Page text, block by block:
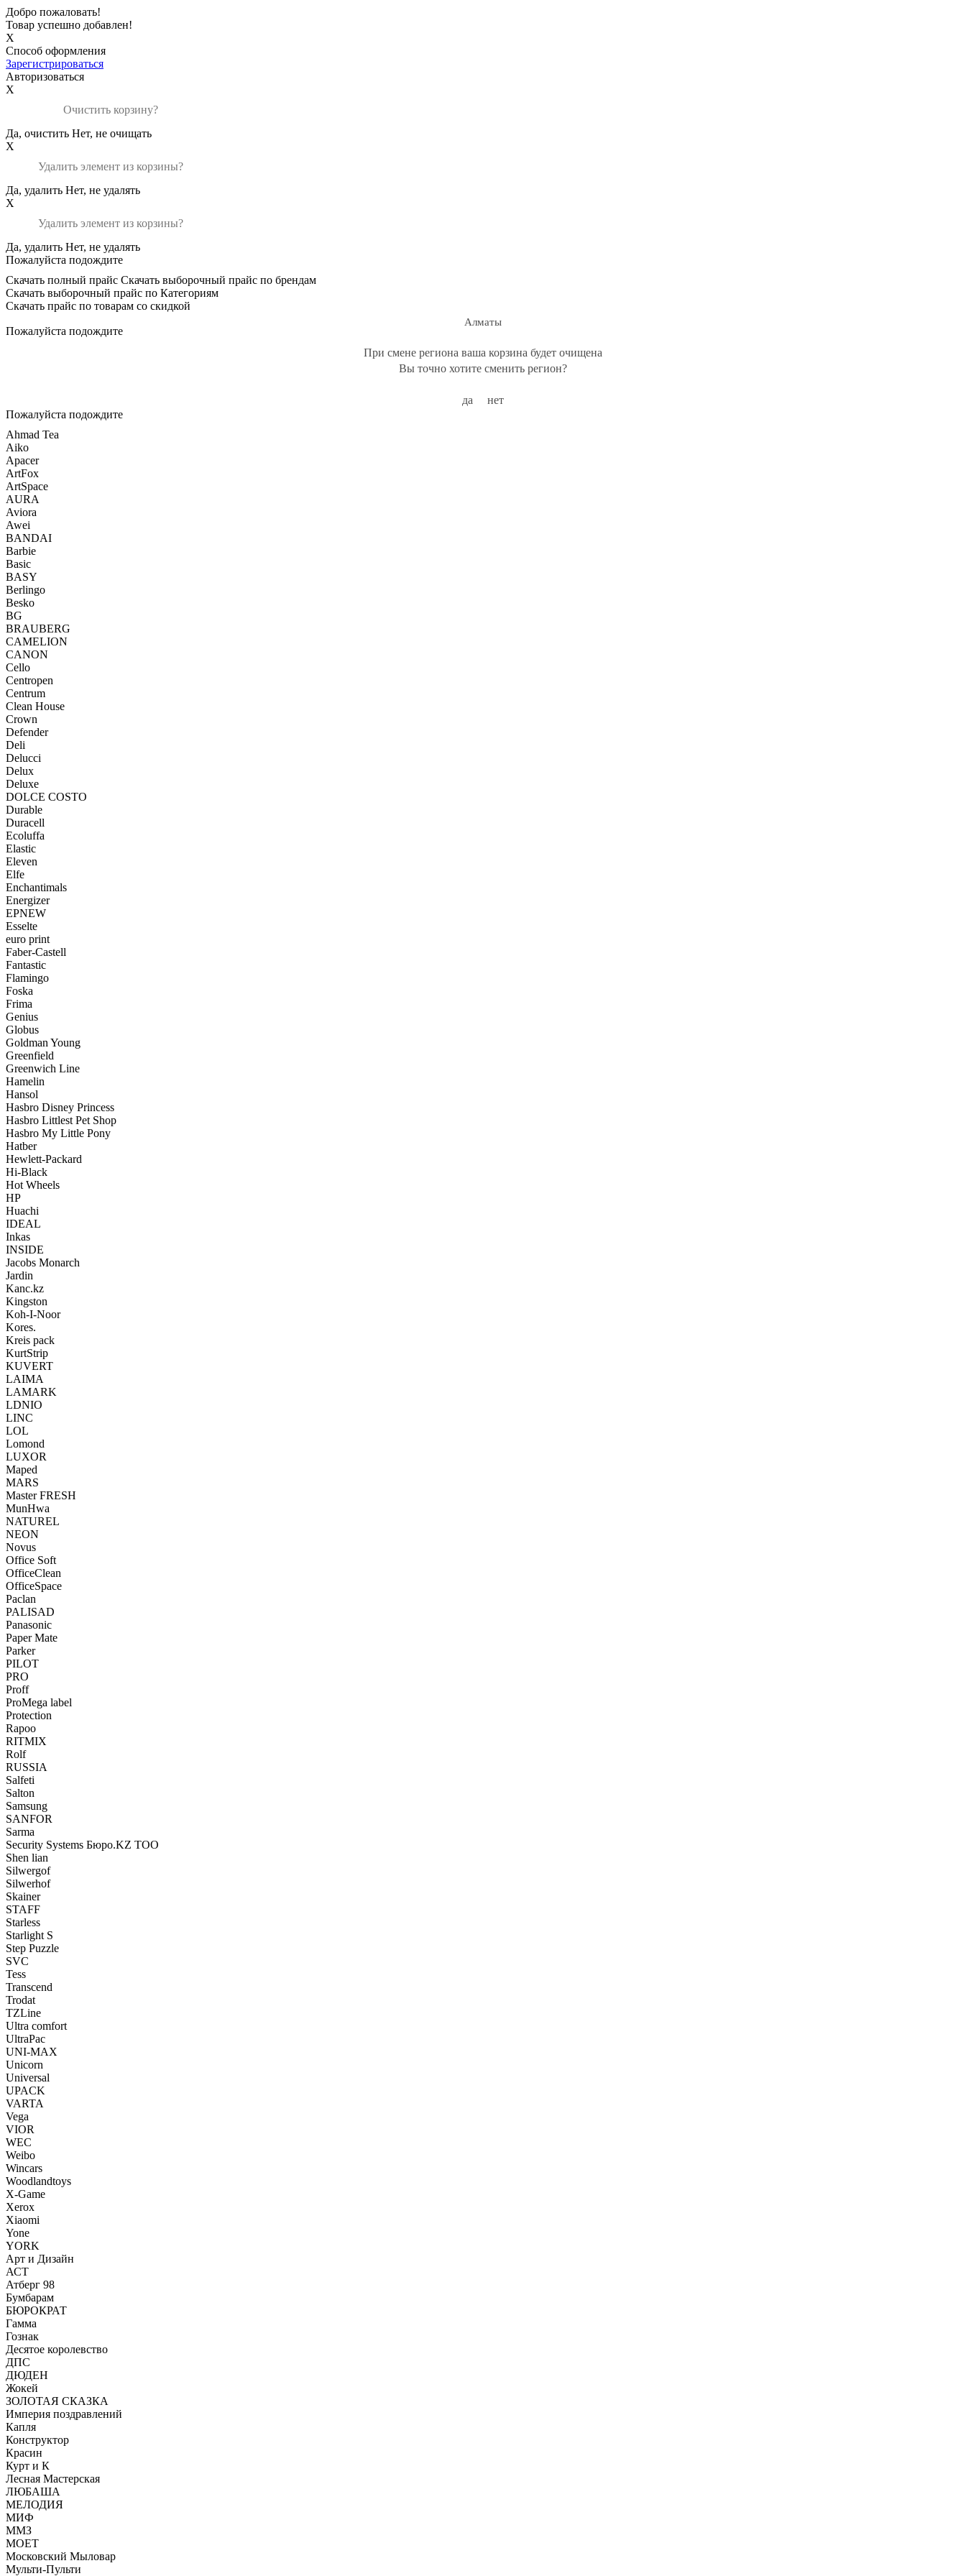
Добро пожаловать!
Товар успешно добавлен!
X
Способ оформления
Зарегистрироваться
Авторизоваться
X
Очистить корзину?
Да, очистить Нет, не очищать
X
Удалить элемент из корзины?
Да, удалить Нет, не удалять
X
Удалить элемент из корзины?
Да, удалить Нет, не удалять
Пожалуйста подождите
Скачать полный прайс Скачать выборочный прайс по брендам
Скачать выборочный прайс по Категориям
Скачать прайс по товарам со скидкой
Алматы
Пожалуйста подождите
При смене региона ваша корзина будет очищена
Вы точно хотите сменить регион?
да
нет
Пожалуйста подождите
Ahmad Tea
Aiko
Apacer
ArtFox
ArtSpace
AURA
Aviora
Awei
BANDAI
Barbie
Basic
BASY
Berlingo
Besko
BG
BRAUBERG
CAMELION
CANON
Cello
Centropen
Centrum
Clean House
Crown
Defender
Deli
Delucci
Delux
Deluxe
DOLCE COSTO
Durable
Duracell
Ecoluffa
Elastic
Eleven
Elfe
Enchantimals
Energizer
EPNEW
Esselte
euro print
Faber-Castell
Fantastic
Flamingo
Foska
Frima
Genius
Globus
Goldman Young
Greenfield
Greenwich Line
Hamelin
Hansol
Hasbro Disney Princess
Hasbro Littlest Pet Shop
Hasbro My Little Pony
Hatber
Hewlett-Packard
Hi-Black
Hot Wheels
HP
Huachi
IDEAL
Inkas
INSIDE
Jacobs Monarch
Jardin
Kanc.kz
Kingston
Koh-I-Noor
Kores.
Kreis pack
KurtStrip
KUVERT
LAIMA
LAMARK
LDNIO
LINC
LOL
Lomond
LUXOR
Maped
MARS
Master FRESH
MunHwa
NATUREL
NEON
Novus
Office Soft
OfficeClean
OfficeSpace
Paclan
PALISAD
Panasonic
Paper Mate
Parker
PILOT
PRO
Proff
ProMega label
Protection
Rapoo
RITMIX
Rolf
RUSSIA
Salfeti
Salton
Samsung
SANFOR
Sarma
Security Systems Бюро.KZ ТОО
Shen lian
Silwergof
Silwerhof
Skainer
STAFF
Starless
Starlight S
Step Puzzle
SVC
Tess
Transcend
Trodat
TZLine
Ultra comfort
UltraPac
UNI-MAX
Unicorn
Universal
UPACK
VARTA
Vega
VIOR
WEC
Weibo
Wincars
Woodlandtoys
X-Game
Xerox
Xiaomi
Yone
YORK
Арт и Дизайн
АСТ
Атберг 98
Бумбарам
БЮРОКРАТ
Гамма
Гознак
Десятое королевство
ДПС
ДЮДЕН
Жокей
ЗОЛОТАЯ СКАЗКА
Империя поздравлений
Капля
Конструктор
Красин
Курт и К
Лесная Мастерская
ЛЮБАША
МЕЛОДИЯ
МИФ
ММЗ
МОЕТ
Московский Мыловар
Мульти-Пульти